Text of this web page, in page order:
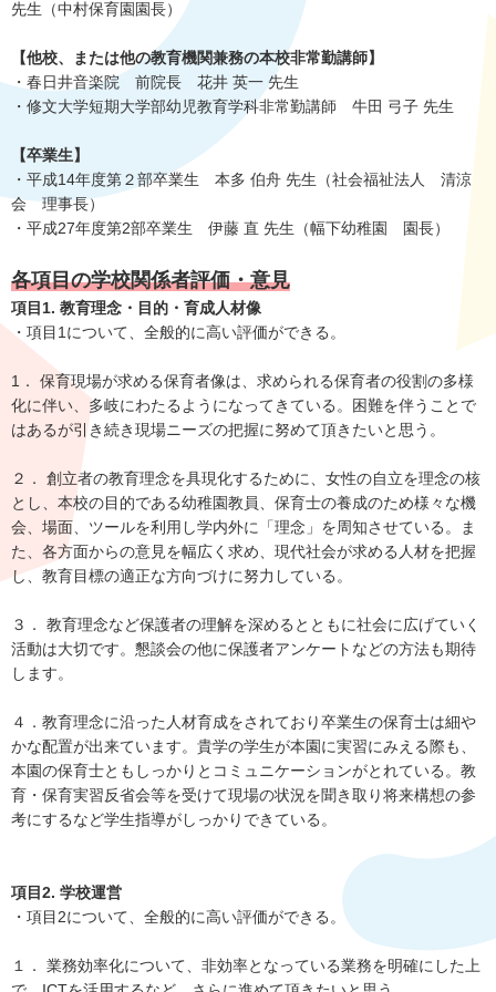
先生（中村保育園園長）
【他校、または他の教育機関兼務の本校非常勤講師】
・春日井音楽院 前院長 花井 英一 先生
・修文大学短期大学部幼児教育学科非常勤講師 牛田 弓子 先生
【卒業生】
・平成14年度第２部卒業生 本多 伯舟 先生（社会福祉法人 清涼
会 理事長）
・平成27年度第2部卒業生 伊藤 直 先生（幅下幼稚園 園長）
各項目の学校関係者評価・意見
項目1. 教育理念・目的・育成人材像
・項目1について、全般的に高い評価ができる。
1． 保育現場が求める保育者像は、求められる保育者の役割の多様
化に伴い、多岐にわたるようになってきている。困難を伴うことで
はあるが引き続き現場ニーズの把握に努めて頂きたいと思う。
２． 創立者の教育理念を具現化するために、女性の自立を理念の核
とし、本校の目的である幼稚園教員、保育士の養成のため様々な機
会、場面、ツールを利用し学内外に「理念」を周知させている。ま
た、各方面からの意見を幅広く求め、現代社会が求める人材を把握
し、教育目標の適正な方向づけに努力している。
３． 教育理念など保護者の理解を深めるとともに社会に広げていく
活動は大切です。懇談会の他に保護者アンケートなどの方法も期待
します。
４．教育理念に沿った人材育成をされており卒業生の保育士は細や
かな配置が出来ています。貴学の学生が本園に実習にみえる際も、
本園の保育士ともしっかりとコミュニケーションがとれている。教
育・保育実習反省会等を受けて現場の状況を聞き取り将来構想の参
考にするなど学生指導がしっかりできている。
項目2. 学校運営
・項目2について、全般的に高い評価ができる。
１． 業務効率化について、非効率となっている業務を明確にした上